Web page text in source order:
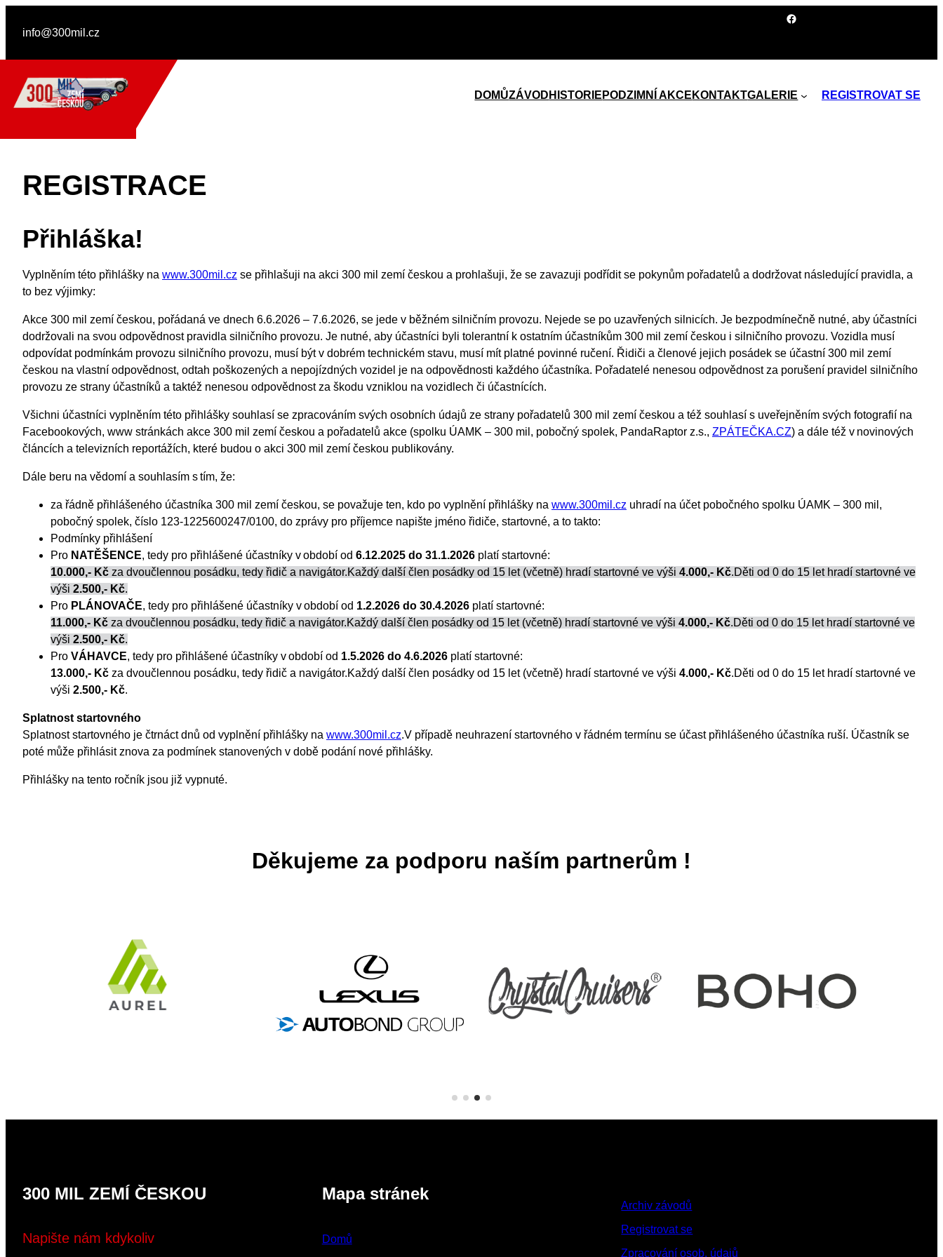
info@300mil.cz
https://www.facebook.com/300milzemiceskou/?locale=cs_CZ
DOMŮZÁVOD HISTORIE PODZIMNÍ AKCE KONTAKTGALERIE REGISTROVAT SE
REGISTRACE
Přihláška!
Vyplněním této přihlášky na www.300mil.cz se přihlašuji na akci 300 mil zemí českou a prohlašuji, že se zavazuji podřídit se pokynům pořadatelů a dodržovat následující pravidla, a
to bez výjimky:
Akce 300 mil zemí českou, pořádaná ve dnech 6.6.2026 – 7.6.2026, se jede v běžném silničním provozu. Nejede se po uzavřených silnicích. Je bezpodmínečně nutné, aby účastníci
dodržovali na svou odpovědnost pravidla silničního provozu. Je nutné, aby účastníci byli tolerantní k ostatním účastníkům 300 mil zemí českou i silničního provozu. Vozidla musí
odpovídat podmínkám provozu silničního provozu, musí být v dobrém technickém stavu, musí mít platné povinné ručení. Řidiči a členové jejich posádek se účastní 300 mil zemí
českou na vlastní odpovědnost, odtah poškozených a nepojízdných vozidel je na odpovědnosti každého účastníka. Pořadatelé nenesou odpovědnost za porušení pravidel silničního
provozu ze strany účastníků a taktéž nenesou odpovědnost za škodu vzniklou na vozidlech či účastnících.
Všichni účastníci vyplněním této přihlášky souhlasí se zpracováním svých osobních údajů ze strany pořadatelů 300 mil zemí českou a též souhlasí s uveřejněním svých fotografií na
Facebookových, www stránkách akce 300 mil zemí českou a pořadatelů akce (spolku ÚAMK – 300 mil, pobočný spolek, PandaRaptor z.s., ZPÁTEČKA.CZ) a dále též v novinových
článcích a televizních reportážích, které budou o akci 300 mil zemí českou publikovány.
Dále beru na vědomí a souhlasím s tím, že:
za řádně přihlášeného účastníka 300 mil zemí českou, se považuje ten, kdo po vyplnění přihlášky na www.300mil.cz uhradí na účet pobočného spolku ÚAMK – 300 mil,
pobočný spolek, číslo 123-1225600247/0100, do zprávy pro příjemce napište jméno řidiče, startovné, a to takto:
Podmínky přihlášení
Pro NATĚŠENCE, tedy pro přihlášené účastníky v období od 6.12.2025 do 31.1.2026 platí startovné:
10.000,- Kč za dvoučlennou posádku, tedy řidič a navigátor.Každý další člen posádky od 15 let (včetně) hradí startovné ve výši 4.000,- Kč.Děti od 0 do 15 let hradí startovné ve
výši 2.500,- Kč.
Pro PLÁNOVAČE, tedy pro přihlášené účastníky v období od 1.2.2026 do 30.4.2026 platí startovné:
11.000,- Kč za dvoučlennou posádku, tedy řidič a navigátor.Každý další člen posádky od 15 let (včetně) hradí startovné ve výši 4.000,- Kč.Děti od 0 do 15 let hradí startovné ve
výši 2.500,- Kč.
Pro VÁHAVCE, tedy pro přihlášené účastníky v období od 1.5.2026 do 4.6.2026 platí startovné:
13.000,- Kč za dvoučlennou posádku, tedy řidič a navigátor.Každý další člen posádky od 15 let (včetně) hradí startovné ve výši 4.000,- Kč.Děti od 0 do 15 let hradí startovné ve
výši 2.500,- Kč.
Splatnost startovného
Splatnost startovného je čtrnáct dnů od vyplnění přihlášky na www.300mil.cz.V případě neuhrazení startovného v řádném termínu se účast přihlášeného účastníka ruší. Účastník se
poté může přihlásit znova za podmínek stanovených v době podání nové přihlášky.
Přihlášky na tento ročník jsou již vypnuté.
Děkujeme za podporu naším partnerům !
300 MIL ZEMÍ ČESKOU
Napište nám kdykoliv
Mapa stránek
Domů
Archiv závodů
Registrovat se
Zpracování osob. údajů